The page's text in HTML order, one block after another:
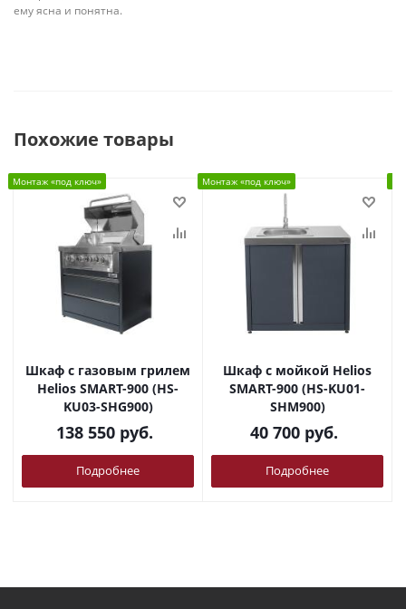
ему ясна и понятна.
Похожие товары
Монтаж «под ключ»
Шкаф c газовым грилем
Helios SMART-900 (HS-
KU03-SHG900)
138 550 руб.
Подробнее
Монтаж «под ключ»
Шкаф с мойкой Helios
SMART-900 (HS-KU01-
SHM900)
40 700 руб.
Подробнее